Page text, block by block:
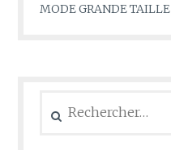
MODE GRANDE TAILLE